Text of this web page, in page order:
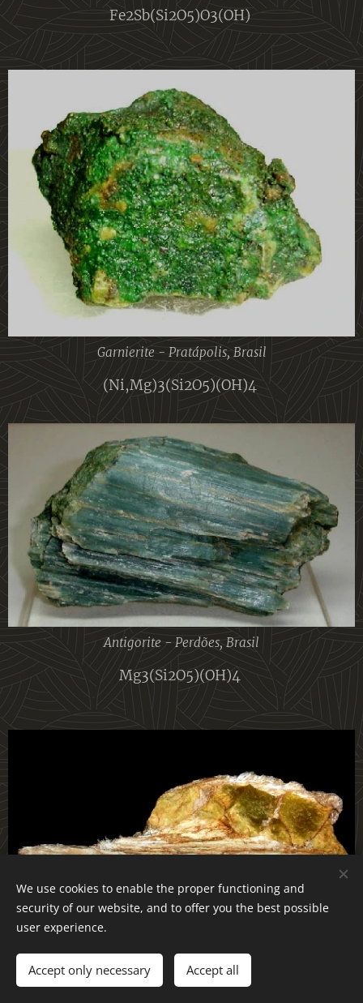
Fe2Sb(Si2O5)O3(OH)
Garnierite - Pratápolis, Brasil
(Ni,Mg)3(Si2O5)(OH)4
Antigorite - Perdões, Brasil
Mg3(Si2O5)(OH)4
Crisótilo-(Asbesto), Serpentina - Caraculo, Angola
Mg3(Si2O5)(OH)
We use cookies to enable the proper functioning and
security of our website, and to offer you the best possible
user experience.
Accept only necessary Accept all